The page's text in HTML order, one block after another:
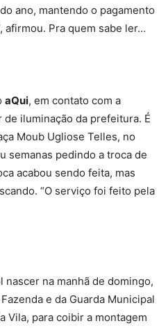
ano, mantendo o pagamento
afirmou. Pra quem sabe ler…
aQui, em contato com a
iluminação da prefeitura. É
Moub Ugliose Telles, no
semanas pedindo a troca de
acabou sendo feita, mas
“O serviço foi feito pela
nascer na manhã de domingo,
e da Guarda Municipal
Vila, para coibir a montagem